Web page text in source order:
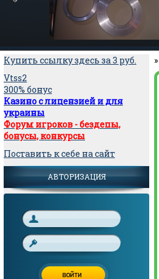
Купить ссылку здесь за3 руб.
Vtss2
300% бонус
Казино с лицензией и для
украины
Форум игроков - бездепы,
бонусы, конкурсы
Поставить к себе на сайт
АВТОРИЗАЦИЯ
»